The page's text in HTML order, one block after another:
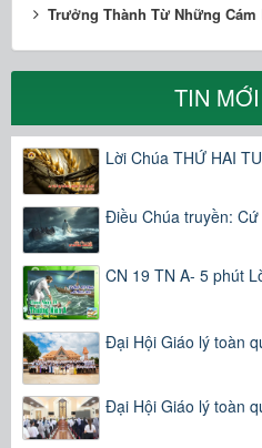
Trưởng Thành Từ Những Cám
TIN
Lời Chúa THỨ HAI
Điều Chúa truyền:
CN 19 TN A- 5 phút
Đại Hội Giáo lý toàn
Đại Hội Giáo lý toàn